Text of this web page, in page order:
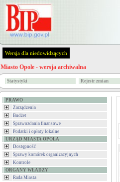
Wersja dla niedowidzących
Miasto Opole - wersja archiwalna
Statystyki Rejestr zmian
PRAWO
Zarządzenia
Budżet
Sprawozdania finansowe
Podatki i opłaty lokalne
URZĄD MIASTA OPOLA
Dostępność
Sprawy komórek organizacyjnych
Kontrole
ORGANY WŁADZY
Rada Miasta